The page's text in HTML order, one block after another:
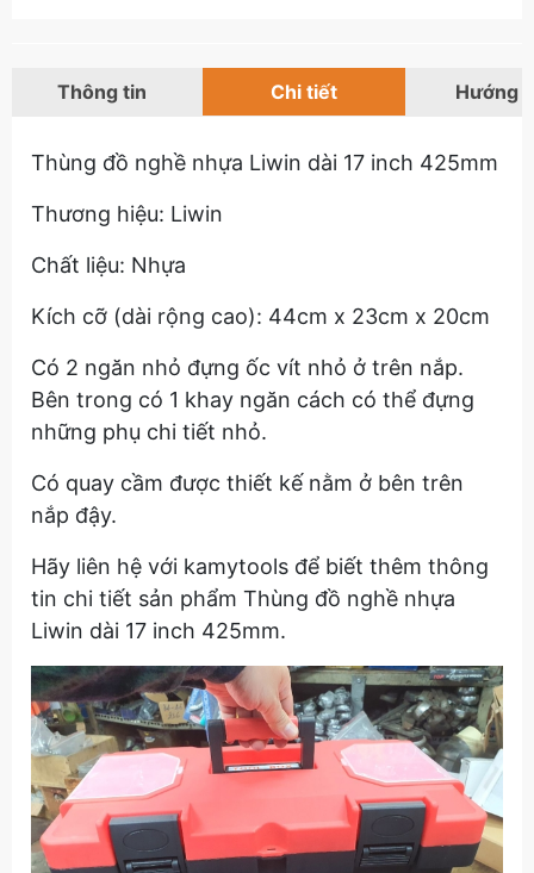
Thông tin Chi tiết Hướng
Thùng đồ nghề nhựa Liwin dài 17 inch 425mm
Thương hiệu: Liwin
Chất liệu: Nhựa
Kích cỡ (dài rộng cao): 44cm x 23cm x 20cm
Có 2 ngăn nhỏ đựng ốc vít nhỏ ở trên nắp.
Bên trong có 1 khay ngăn cách có thể đựng
những phụ chi tiết nhỏ.
Có quay cầm được thiết kế nằm ở bên trên
nắp đậy.
Hãy liên hệ với kamytools để biết thêm thông
tin chi tiết sản phẩm Thùng đồ nghề nhựa
Liwin dài 17 inch 425mm.